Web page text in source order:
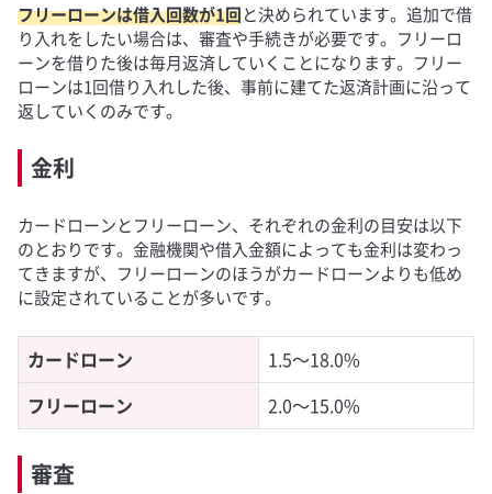
フリーローンは借入回数が1回と決められています。追加で借
り入れをしたい場合は、審査や手続きが必要です。フリーロ
ーンを借りた後は毎月返済していくことになります。フリー
ローンは1回借り入れした後、事前に建てた返済計画に沿って
返していくのみです。
金利
カードローンとフリーローン、それぞれの金利の目安は以下
のとおりです。金融機関や借入金額によっても金利は変わっ
てきますが、フリーローンのほうがカードローンよりも低め
に設定されていることが多いです。
カードローン
1.5～18.0%
フリーローン
2.0～15.0%
審査